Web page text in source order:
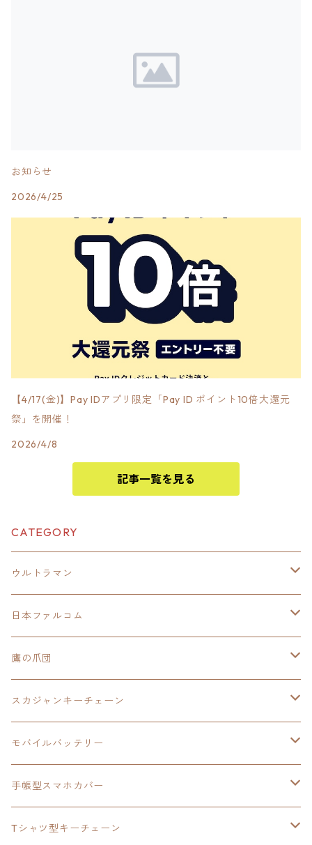
お知らせ
2026/4/25
【4/17(金)】Pay IDアプリ限定「Pay ID ポイント10倍大還元
祭」を開催！
2026/4/8
記事一覧を見る
CATEGORY
ウルトラマン
モバイルバッテリー
スカジャンキーチェーン
スカジャン
シャツ
日本ファルコム
イースⅧ
モバイルバッテリー
手帳型スマホカバー
東亰ザナドゥ
閃の軌跡Ⅲ
モバイルバッテリー
手帳型スマホカバー
閃の軌跡Ⅳ
手帳型スマホカバー
軌跡シリーズ
鷹の爪団
モバイルバッテリー
手帳型スマホカバー
スカジャンキーチェーン
ウルトラマンシリーズ
日本ファルコム
閃の軌跡Ⅲ
モバイルバッテリー
ウルトラマン
鷹の爪
手帳型スマホカバー
鷹の爪団
Tシャツ型キーチェーン